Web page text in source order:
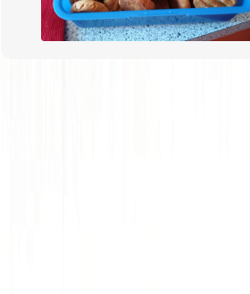
linecké, připomínají mi ho. Ale je
pravda, že běžným strávníkům asi